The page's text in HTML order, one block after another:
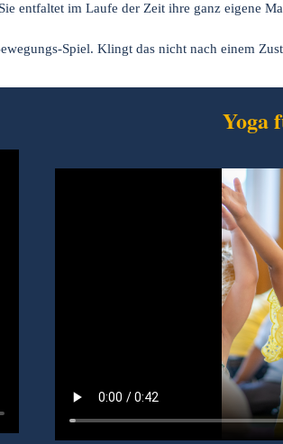
entfaltet im Laufe der Zeit ihre ganz eigene
Spiel. Klingt das nicht nach einem
Yoga